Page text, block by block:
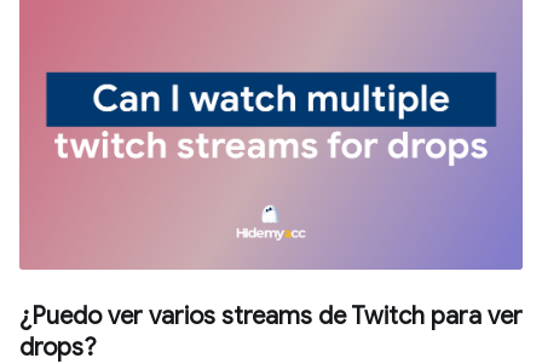
¿Puedo ver varios streams de Twitch para ver
drops?